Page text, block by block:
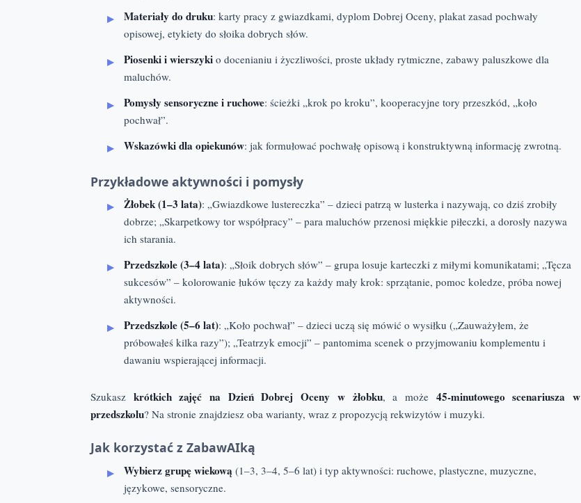
Materiały do druku: karty pracy z gwiazdkami, dyplom Dobrej Oceny, plakat zasad pochwały
opisowej, etykiety do słoika dobrych słów.
Piosenki i wierszyki o docenianiu i życzliwości, proste układy rytmiczne, zabawy paluszkowe dla
maluchów.
Pomysły sensoryczne i ruchowe: ścieżki „krok po kroku”, kooperacyjne tory przeszkód, „koło
pochwał”.
Wskazówki dla opiekunów: jak formułować pochwałę opisową i konstruktywną informację zwrotną.
Przykładowe aktywności i pomysły
Żłobek (1–3 lata): „Gwiazdkowe lustereczka” – dzieci patrzą w lusterka i nazywają, co dziś zrobiły
dobrze; „Skarpetkowy tor współpracy” – para maluchów przenosi miękkie piłeczki, a dorosły nazywa
ich starania.
Przedszkole (3–4 lata): „Słoik dobrych słów” – grupa losuje karteczki z miłymi komunikatami; „Tęcza
sukcesów” – kolorowanie łuków tęczy za każdy mały krok: sprzątanie, pomoc koledze, próba nowej
aktywności.
Przedszkole (5–6 lat): „Koło pochwał” – dzieci uczą się mówić o wysiłku („Zauważyłem, że
próbowałeś kilka razy”); „Teatrzyk emocji” – pantomima scenek o przyjmowaniu komplementu i
dawaniu wspierającej informacji.
Szukasz krótkich zajęć na Dzień Dobrej Oceny w żłobku, a może 45‑minutowego scenariusza w
przedszkolu? Na stronie znajdziesz oba warianty, wraz z propozycją rekwizytów i muzyki.
Jak korzystać z ZabawAIką
Wybierz grupę wiekową (1–3, 3–4, 5–6 lat) i typ aktywności: ruchowe, plastyczne, muzyczne,
językowe, sensoryczne.